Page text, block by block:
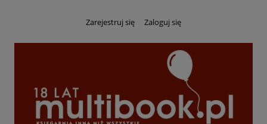
Zarejestruj się Zaloguj się